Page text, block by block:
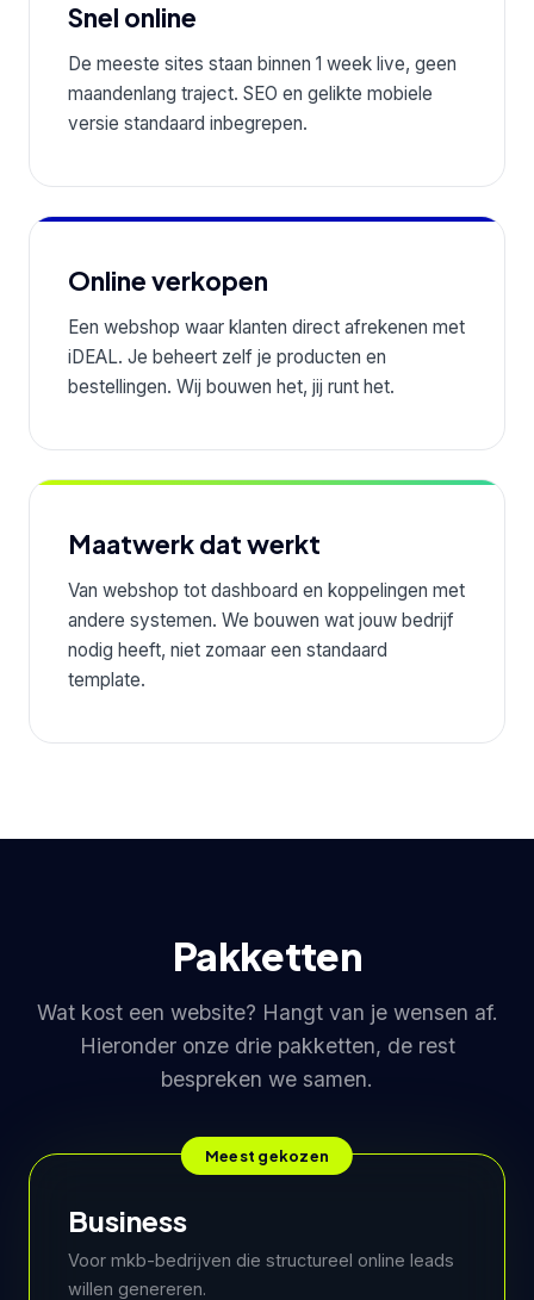
Snel online
De meeste sites staan binnen 1 week live, geen
maandenlang traject. SEO en gelikte mobiele
versie standaard inbegrepen.
Online verkopen
Een webshop waar klanten direct afrekenen met
iDEAL. Je beheert zelf je producten en
bestellingen. Wij bouwen het, jij runt het.
Maatwerk dat werkt
Van webshop tot dashboard en koppelingen met
andere systemen. We bouwen wat jouw bedrijf
nodig heeft, niet zomaar een standaard
template.
Pakketten
Wat kost een website? Hangt van je wensen af.
Hieronder onze drie pakketten, de rest
bespreken we samen.
Meest gekozen
Business
Voor mkb-bedrijven die structureel online leads
willen genereren.